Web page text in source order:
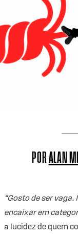
PORALAN
“Gosto de ser
encaixar em
a lucidez de quem